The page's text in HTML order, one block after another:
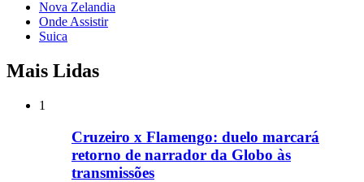
Nova Zelandia
Onde Assistir
Suica
Mais Lidas
1
Cruzeiro x Flamengo: duelo marcará
retorno de narrador da Globo às
transmissões